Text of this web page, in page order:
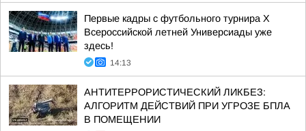
Первые кадры с футбольного турнира X
Всероссийской летней Универсиады уже
здесь!
14:13
АНТИТЕРРОРИСТИЧЕСКИЙ ЛИКБЕЗ:
АЛГОРИТМ ДЕЙСТВИЙ ПРИ УГРОЗЕ БПЛА
В ПОМЕЩЕНИИ